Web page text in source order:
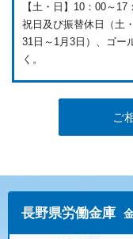
【土・日】10：00～17
祝日及び振替休日（土
31日～1月3日）、ゴー
く。
ご
長野県労働金庫